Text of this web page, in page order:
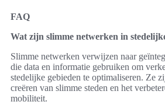
FAQ
Wat zijn slimme netwerken in
Slimme netwerken verwijzen naar
die data en informatie gebruiken om
stedelijke gebieden te optimaliseren. Ze
creëren van slimme steden en het
mobiliteit.